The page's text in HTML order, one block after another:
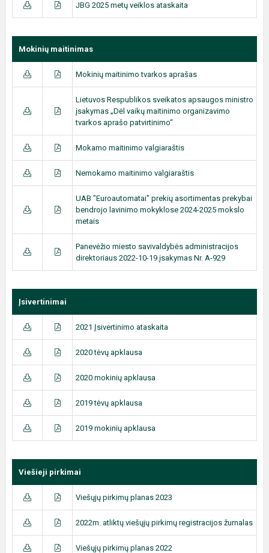
JBG 2025 metų veiklos ataskaita
Mokinių maitinimas
Mokinių maitinimo tvarkos aprašas
Lietuvos Respublikos sveikatos apsaugos ministro
įsakymas „Dėl vaikų maitinimo organizavimo
tvarkos aprašo patvirtinimo“
Mokamo maitinimo valgiaraštis
Nemokamo maitinimo valgiaraštis
UAB "Euroautomatai" prekių asortimentas prekybai
bendrojo lavinimo mokyklose 2024-2025 mokslo
metais
Panevėžio miesto savivaldybės administracijos
direktoriaus 2022-10-19 įsakymas Nr. A-929
Įsivertinimai
2021 Įsivertinimo ataskaita
2020 tėvų apklausa
2020 mokinių apklausa
2019 tėvų apklausa
2019 mokinių apklausa
Viešieji pirkimai
Viešųjų pirkimų planas 2023
2022m. atliktų viešųjų pirkimų registracijos žurnalas
Viešųjų pirkimų planas 2022